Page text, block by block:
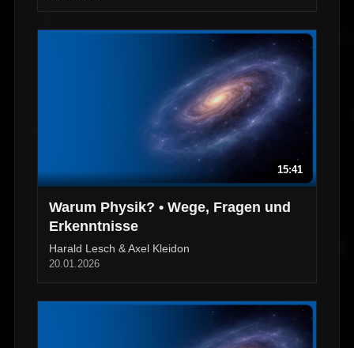
15:41
Warum Physik? • Wege, Fragen und
Erkenntnisse
Harald Lesch & Axel Kleidon
20.01.2026